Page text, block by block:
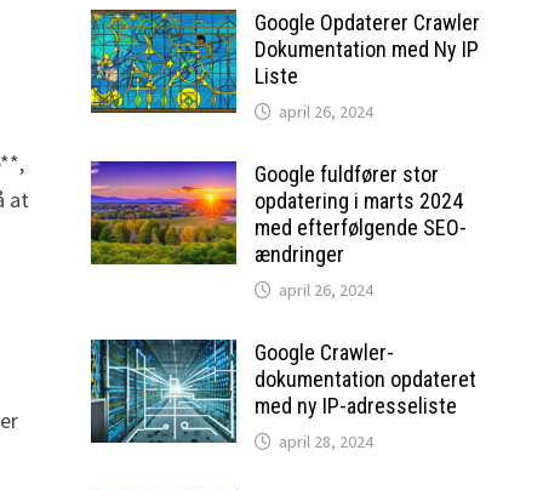
at
Google Opdaterer Crawler
Dokumentation med Ny IP
Liste
april 26, 2024
Google fuldfører stor
opdatering i marts 2024
med efterfølgende SEO-
ændringer
april 26, 2024
Google Crawler-
dokumentation opdateret
med ny IP-adresseliste
april 28, 2024